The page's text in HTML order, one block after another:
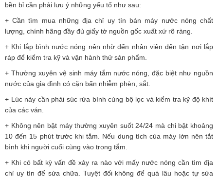
bền bỉ cần phải lưu ý những yếu tố như sau:
+ Cần tìm mua những địa chỉ uy tín bán máy nước nóng chất
lượng, chính hãng đầy đủ giấy tờ nguồn gốc xuất xứ rõ ràng.
+ Khi lắp bình nước nóng nên nhờ đến nhân viên đến tận nơi lắp
ráp để kiểm tra kỹ và vận hành thử sản phẩm.
+ Thường xuyên vệ sinh máy tắm nước nóng, đặc biệt như nguồn
nước của gia đình có cặn bẩn nhiễm phèn, sắt.
+ Lúc này cần phải súc rửa bình cùng bộ lọc và kiểm tra kỹ độ khít
của các ván.
+ Không nên bật máy thường xuyên suốt 24/24 mà chỉ bật khoảng
10 đến 15 phút trước khi tắm. Nếu dung tích của máy lớn nên tắt
bình khi người cuối cùng vào trong tắm.
+ Khi có bất kỳ vấn đề xảy ra nào với mấy nước nóng cần tìm địa
chỉ uy tín để sửa chữa. Tuyệt đối không để quá lâu hoặc tự sửa